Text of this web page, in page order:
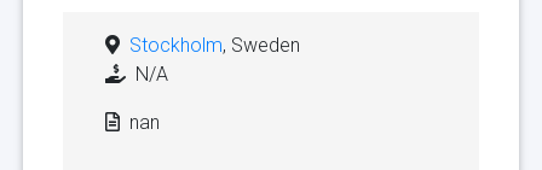
Stockholm, Sweden
N/A
nan